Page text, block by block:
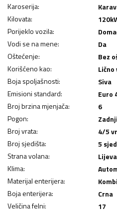
Karoserija:
Kilovata: 120
Porijeklo vozila:
Vodi se na mene:
Da
Oštećenje:
Bez
Korišćeno kao:
Lično
Boja spoljašnosti:
Siva
Emisioni standard:
Euro
Broj brzina mjenjača:
6
Pogon:
Zadnji
Broj vrata:
4/5
Broj sjedišta:
5
Strana volana:
Lijeva
Klima:
Materijal enterijera:
Boja enterijera:
Crna
Veličina felni:
17